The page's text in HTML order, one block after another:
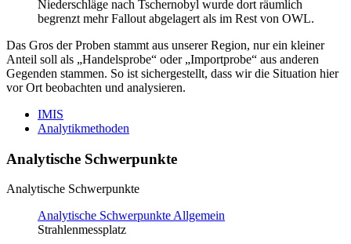
Niederschläge nach Tschernobyl wurde dort räumlich
begrenzt mehr Fallout abgelagert als im Rest von OWL.
Das Gros der Proben stammt aus unserer Region, nur ein kleiner
Anteil soll als „Handelsprobe“ oder „Importprobe“ aus anderen
Gegenden stammen. So ist sichergestellt, dass wir die Situation hier
vor Ort beobachten und analysieren.
IMIS
Analytikmethoden
Analytische Schwerpunkte
Analytische Schwerpunkte
Analytische Schwerpunkte Allgemein
Strahlenmessplatz